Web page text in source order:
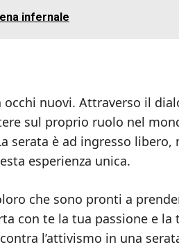
infernale
occhi nuovi. Attraverso il
sul proprio ruolo nel
serata è ad ingresso libero,
esperienza unica.
che sono pronti a
con te la tua passione e la
l’attivismo in una